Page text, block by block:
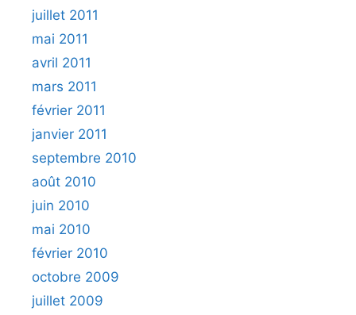
juillet 2011
mai 2011
avril 2011
mars 2011
février 2011
janvier 2011
septembre 2010
août 2010
juin 2010
mai 2010
février 2010
octobre 2009
juillet 2009